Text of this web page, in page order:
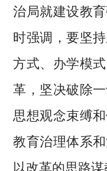
治局就建设教
时强调，要坚
方式、办学模
革，坚决破除
思想观念束缚
教育治理体系
以改革的思路谋